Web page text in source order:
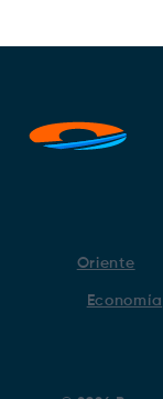
Oriente
Economía